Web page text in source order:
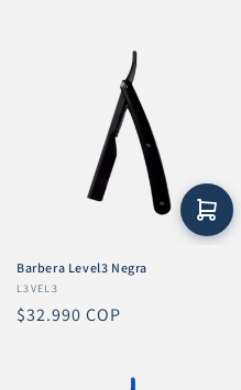
Barbera Level3 Negra
Proveedor:
L3VEL3
Precio
$32.990 COP